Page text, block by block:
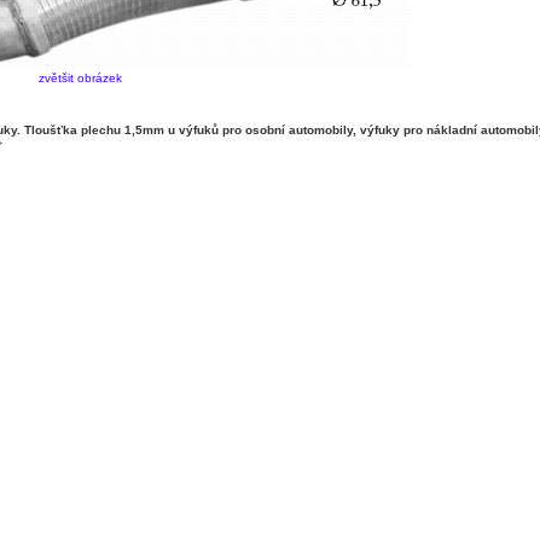
zvětšit obrázek
Tloušťka plechu 1,5mm u výfuků pro osobní automobily, výfuky pro nákladní